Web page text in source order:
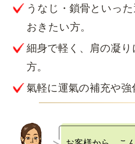
うなじ・鎖骨といっ
おきたい方。
細身で軽く、肩の凝
方。
氣軽に運氣の補充や強